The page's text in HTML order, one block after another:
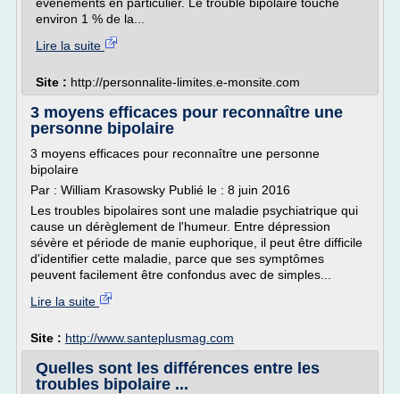
environ 1 % de la...
Lire la suite
Site : http://personnalite-limites.e-monsite.com
3 moyens efficaces pour reconnaître une
personne bipolaire
3 moyens efficaces pour reconnaître une personne
bipolaire
Par : William Krasowsky Publié le : 8 juin 2016
Les troubles bipolaires sont une maladie psychiatrique qui
cause un dérèglement de l'humeur. Entre dépression
sévère et période de manie euphorique, il peut être difficile
d'identifier cette maladie, parce que ses symptômes
peuvent facilement être confondus avec de simples...
Lire la suite
Site : http://www.santeplusmag.com
Quelles sont les différences entre les
troubles bipolaire ...